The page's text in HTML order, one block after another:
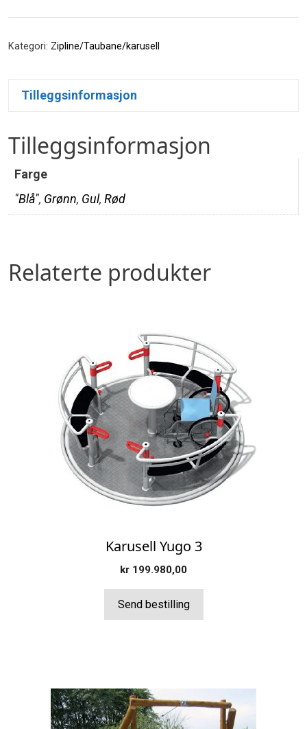
antall
Kategori: Zipline/Taubane/karusell
Tilleggsinformasjon
Tilleggsinformasjon
Farge
"Blå", Grønn, Gul, Rød
Relaterte produkter
Karusell Yugo 3
kr 199.980,00
Send bestilling